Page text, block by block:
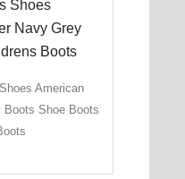
American
Boots Shoe Boots